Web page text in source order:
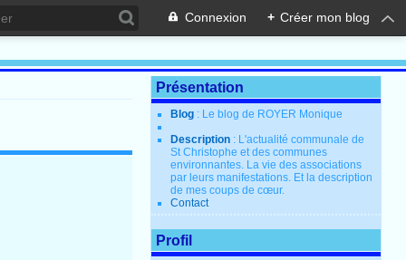
Connexion + Créer mon blog
Présentation
Blog : Le blog de ROYER Monique
Description : L'actualité communale de
St Christophe et des communes
environnantes. La vie des associations
par leurs manifestations. Et la description
de mes coups de cœur.
Contact
Profil